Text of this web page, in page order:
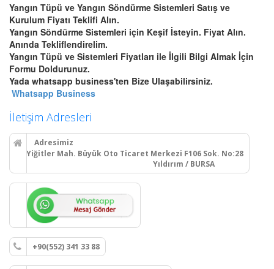
Yangın Tüpü ve Yangın Söndürme Sistemleri Satış ve
Kurulum Fiyatı Teklifi Alın.
Yangın Söndürme Sistemleri için Keşif İsteyin. Fiyat Alın.
Anında Tekliflendirelim.
Yangın Tüpü ve Sistemleri Fiyatları ile İlgili Bilgi Almak İçin
Formu Doldurunuz.
Yada whatsapp business'ten Bize Ulaşabilirsiniz.
Whatsapp Business
İletişim Adresleri
Adresimiz
Yiğitler Mah. Büyük Oto Ticaret Merkezi F106 Sok. No:28
Yıldırım / BURSA
+90(552) 341 33 88